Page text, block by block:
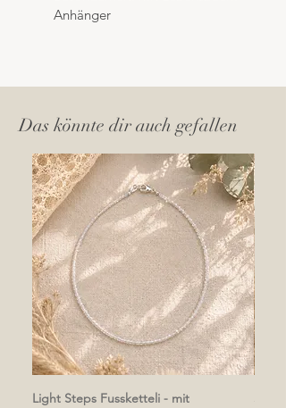
Anhänger
Das könnte dir auch gefallen
Light Steps Fussketteli - mit